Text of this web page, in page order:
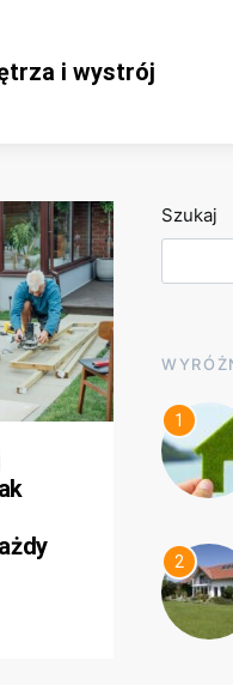
i wystrój
Szukaj
1
2